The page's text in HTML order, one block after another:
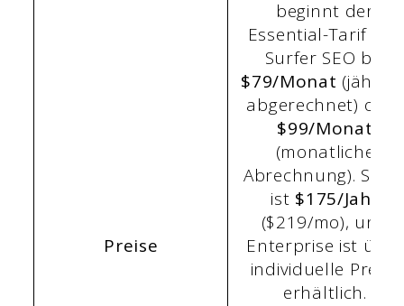
Preise
beginnt der
Essential-Tarif von
Surfer SEO bei
$79/Monat
abgerechnet) oder
$99/Monat
(monatliche
Abrechnung).
ist $175/Jahr
($219/mo), und
Enterprise ist über
individuelle Preise
erhältlich.